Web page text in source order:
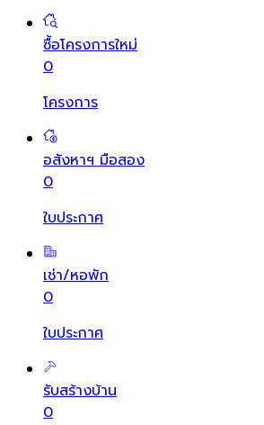
ซื้อโครงการใหม่
0
โครงการ
อสังหาฯ มือสอง
0
ใบประกาศ
เช่า/หอพัก
0
ใบประกาศ
รับสร้างบ้าน
0